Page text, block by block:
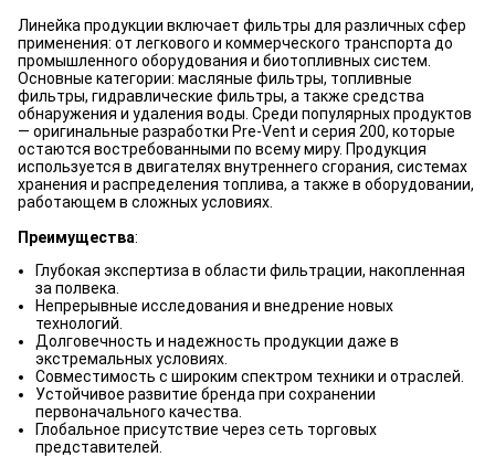
Линейка продукции включает фильтры для различных сфер
применения: от легкового и коммерческого транспорта до
промышленного оборудования и биотопливных систем.
Основные категории: масляные фильтры, топливные
фильтры, гидравлические фильтры, а также средства
обнаружения и удаления воды. Среди популярных продуктов
— оригинальные разработки Pre-Vent и серия 200, которые
остаются востребованными по всему миру. Продукция
используется в двигателях внутреннего сгорания, системах
хранения и распределения топлива, а также в оборудовании,
работающем в сложных условиях.
Преимущества:
Глубокая экспертиза в области фильтрации, накопленная
за полвека.
Непрерывные исследования и внедрение новых
технологий.
Долговечность и надежность продукции даже в
экстремальных условиях.
Совместимость с широким спектром техники и отраслей.
Устойчивое развитие бренда при сохранении
первоначального качества.
Глобальное присутствие через сеть торговых
представителей.